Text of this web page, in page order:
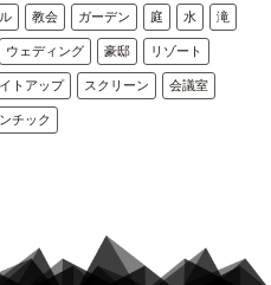
教会 ガーデン 庭 水 滝
ウェディング 豪邸 リゾート
トアップ スクリーン 会議室
チック